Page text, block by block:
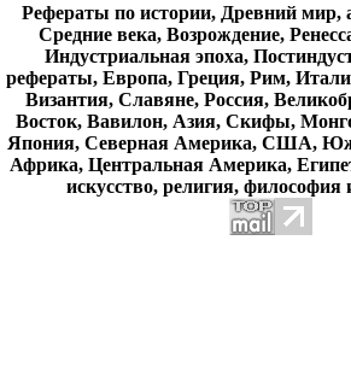
Рефераты по истории, Древний мир,
Средние века, Возрождение,
Индустриальная эпоха,
рефераты, Европа, Греция, Рим,
Византия, Славяне, Россия,
Восток, Вавилон, Азия, Скифы,
Япония, Северная Америка, США,
Африка, Центральная Америка,
искусство, религия, философия